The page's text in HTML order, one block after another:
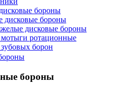
бороны
дисковые бороны
дисковые бороны
ротационные
борон
бороны